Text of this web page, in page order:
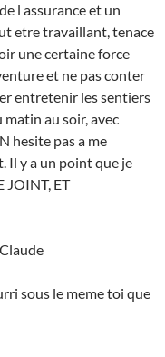
l assurance et un
etre travaillant, tenace
une certaine force
et ne pas conter
entretenir les sentiers
au soir, avec
hesite pas a me
Il y a un point que je
JOINT, ET
sous le meme toi que